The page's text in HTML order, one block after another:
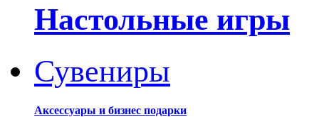
Настольные игры
Сувениры
Аксессуары и бизнес подарки